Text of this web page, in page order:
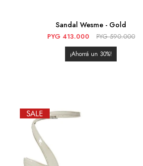
Sandal Wesme - Gold
PYG 413.000 PYG 590.000
30